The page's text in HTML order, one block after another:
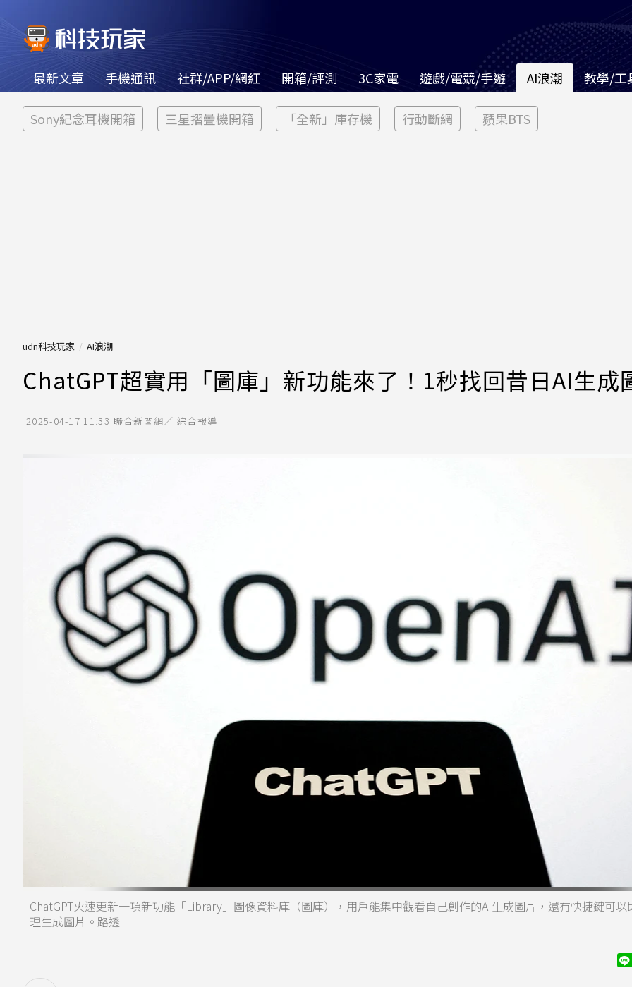
最新文章 手機通訊 社群/APP/網紅 開箱/評測 3C家電 遊戲/電競/手遊 AI浪潮 教學/工
Sony紀念耳機開箱 三星摺疊機開箱 「全新」庫存機 行動斷網 蘋果BTS
udn科技玩家 AI浪潮
ChatGPT超實用「圖庫」新功能來了！1秒找回昔日AI生成
2025-04-17 11:33 聯合新聞網／ 綜合報導
ChatGPT火速更新一項新功能「Library」圖像資料庫（圖庫），用戶能集中觀看自己創作的AI生成圖片，還有快捷鍵可以
理生成圖片。路透